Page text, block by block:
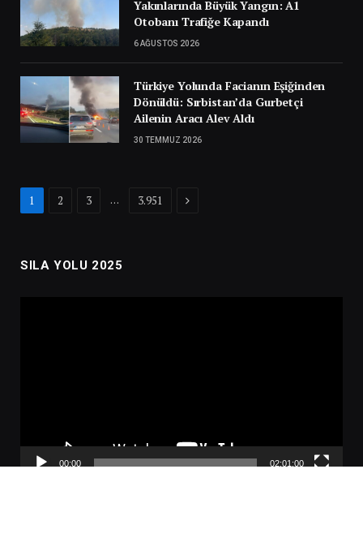
Yakınlarında Büyük Yangın: A1
Otobanı Trafiğe Kapandı
6 AĞUSTOS 2026
Türkiye Yolunda Facianın Eşiğinden
Dönüldü: Sırbistan’da Gurbetçi
Ailenin Aracı Alev Aldı
30 TEMMUZ 2026
1 2 3 … 3.951 Next
SILA YOLU 2025
00:00 02:01:00